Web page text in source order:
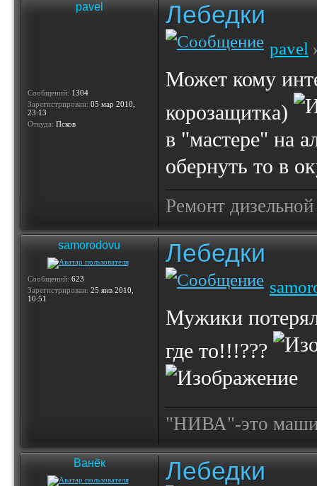
pavel
Сообщений: 1304
Зарегистрирован: 05 мар 2010,
23:13
Откуда: Псков
Лебедки
pavel
Может кому
корозащитка)
в "мастере" на
обернуть то в
Ремонт
samorodovu
Сообщений: 623
Зарегистрирован: 25 янв 2010,
10:51
Лебедки
Мужики
где то!!!???
"НИВА"-это
Ванёк Лебедки